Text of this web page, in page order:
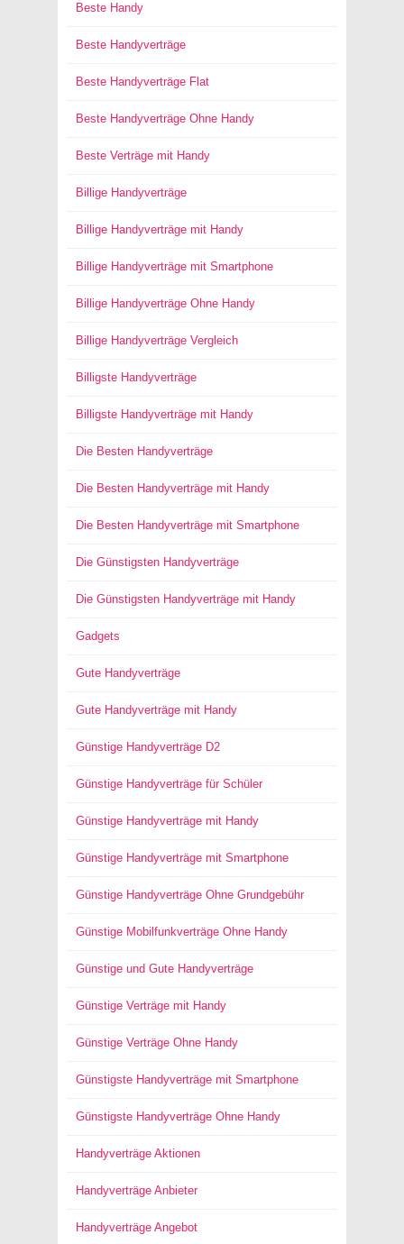
Beste Handy
Beste Handyverträge
Beste Handyverträge Flat
Beste Handyverträge Ohne Handy
Beste Verträge mit Handy
Billige Handyverträge
Billige Handyverträge mit Handy
Billige Handyverträge mit Smartphone
Billige Handyverträge Ohne Handy
Billige Handyverträge Vergleich
Billigste Handyverträge
Billigste Handyverträge mit Handy
Die Besten Handyverträge
Die Besten Handyverträge mit Handy
Die Besten Handyverträge mit Smartphone
Die Günstigsten Handyverträge
Die Günstigsten Handyverträge mit Handy
Gadgets
Gute Handyverträge
Gute Handyverträge mit Handy
Günstige Handyverträge D2
Günstige Handyverträge für Schüler
Günstige Handyverträge mit Handy
Günstige Handyverträge mit Smartphone
Günstige Handyverträge Ohne Grundgebühr
Günstige Mobilfunkverträge Ohne Handy
Günstige und Gute Handyverträge
Günstige Verträge mit Handy
Günstige Verträge Ohne Handy
Günstigste Handyverträge mit Smartphone
Günstigste Handyverträge Ohne Handy
Handyverträge Aktionen
Handyverträge Anbieter
Handyverträge Angebot